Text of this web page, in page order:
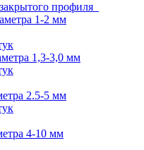
профиля
1-2 мм
1,3-3,0 мм
2.5-5 мм
4-10 мм